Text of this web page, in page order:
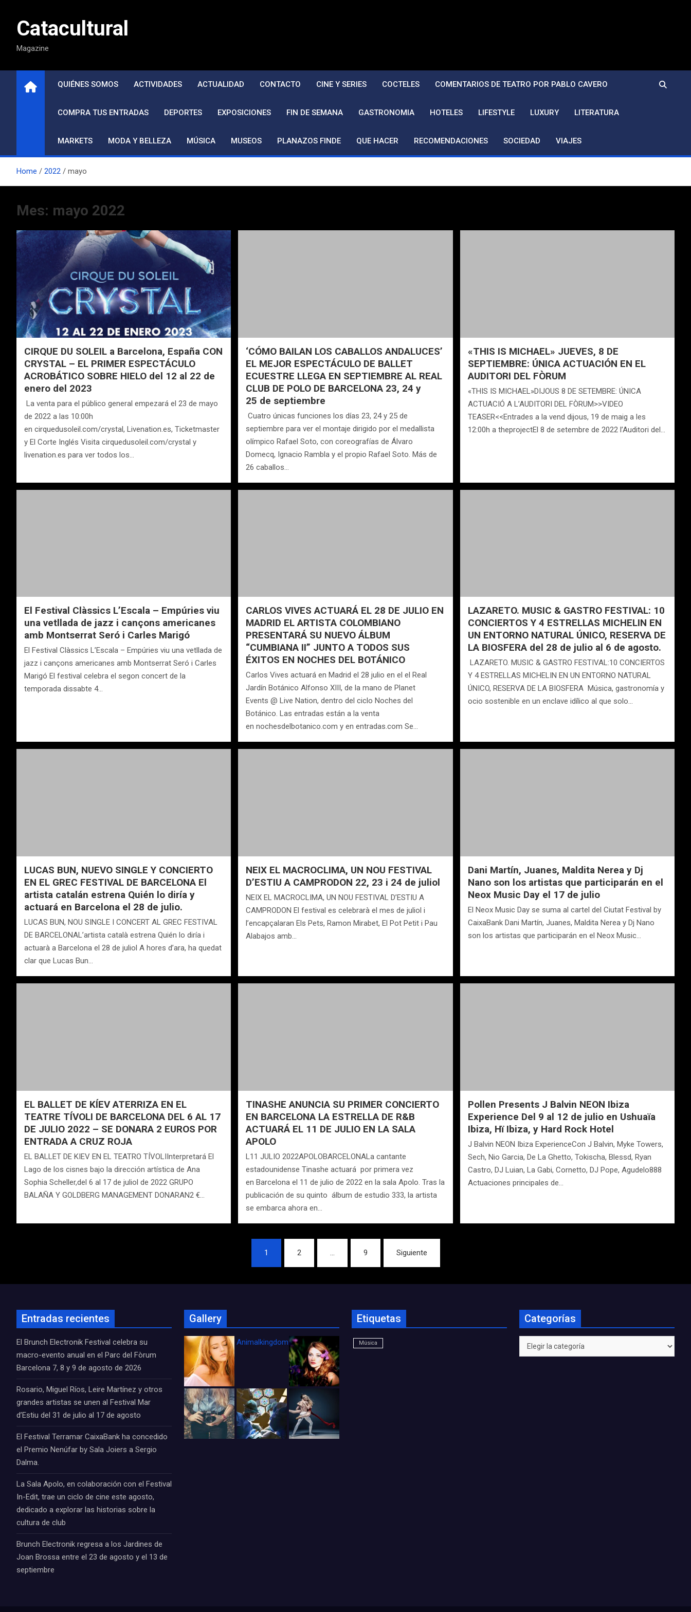
contenidoCatacultural
Magazine
QUIÉNES SOMOS ACTIVIDADES ACTUALIDAD CONTACTO CINE Y SERIES COCTELES COMENTARIOS DE TEATRO POR PABLO CAVERO
COMPRA TUS ENTRADAS DEPORTES EXPOSICIONES FIN DE SEMANA GASTRONOMIA HOTELES LIFESTYLE LUXURY LITERATURA
MARKETS MODA Y BELLEZA MÚSICA MUSEOS PLANAZOS FINDE QUE HACER RECOMENDACIONES SOCIEDAD VIAJES
Home 2022 mayo
Mes: mayo 2022
CIRQUE DU SOLEIL a Barcelona, España CON
CRYSTAL – EL PRIMER ESPECTÁCULO
ACROBÁTICO SOBRE HIELO del 12 al 22 de
enero del 2023
La venta para el público general empezará el 23 de mayo
de 2022 a las 10:00h
en cirquedusoleil.com/crystal, Livenation.es, Ticketmaster
y El Corte Inglés Visita cirquedusoleil.com/crystal y
livenation.es para ver todos los…
‘CÓMO BAILAN LOS CABALLOS ANDALUCES’
EL MEJOR ESPECTÁCULO DE BALLET
ECUESTRE LLEGA EN SEPTIEMBRE AL REAL
CLUB DE POLO DE BARCELONA 23, 24 y
25 de septiembre
Cuatro únicas funciones los días 23, 24 y 25 de
septiembre para ver el montaje dirigido por el medallista
olímpico Rafael Soto, con coreografías de Álvaro
Domecq, Ignacio Rambla y el propio Rafael Soto. Más de
26 caballos…
«THIS IS MICHAEL» JUEVES, 8 DE
SEPTIEMBRE: ÚNICA ACTUACIÓN EN EL
AUDITORI DEL FÒRUM
«THIS IS MICHAEL»DIJOUS 8 DE SETEMBRE: ÚNICA
ACTUACIÓ A L’AUDITORI DEL FÒRUM>>VIDEO
TEASER<<Entrades a la vend dijous, 19 de maig a les
12:00h a theprojectEl 8 de setembre de 2022 l’Auditori del…
El Festival Clàssics L’Escala – Empúries viu
una vetllada de jazz i cançons americanes
amb Montserrat Seró i Carles Marigó
El Festival Clàssics L’Escala – Empúries viu una vetllada de
jazz i cançons americanes amb Montserrat Seró i Carles
Marigó El festival celebra el segon concert de la
temporada dissabte 4…
CARLOS VIVES ACTUARÁ EL 28 DE JULIO EN
MADRID EL ARTISTA COLOMBIANO
PRESENTARÁ SU NUEVO ÁLBUM
“CUMBIANA II” JUNTO A TODOS SUS
ÉXITOS EN NOCHES DEL BOTÁNICO
Carlos Vives actuará en Madrid el 28 julio en el el Real
Jardín Botánico Alfonso XIII, de la mano de Planet
Events @ Live Nation, dentro del ciclo Noches del
Botánico. Las entradas están a la venta
en nochesdelbotanico.com y en entradas.com Se…
LAZARETO. MUSIC & GASTRO FESTIVAL: 10
CONCIERTOS Y 4 ESTRELLAS MICHELIN EN
UN ENTORNO NATURAL ÚNICO, RESERVA DE
LA BIOSFERA del 28 de julio al 6 de agosto.
LAZARETO. MUSIC & GASTRO FESTIVAL:10 CONCIERTOS
Y 4 ESTRELLAS MICHELIN EN UN ENTORNO NATURAL
ÚNICO, RESERVA DE LA BIOSFERA Música, gastronomía y
ocio sostenible en un enclave idílico al que solo…
LUCAS BUN, NUEVO SINGLE Y CONCIERTO
EN EL GREC FESTIVAL DE BARCELONA El
artista catalán estrena Quién lo diría y
actuará en Barcelona el 28 de julio.
LUCAS BUN, NOU SINGLE I CONCERT AL GREC FESTIVAL
DE BARCELONAL’artista català estrena Quién lo diría i
actuarà a Barcelona el 28 de juliol A hores d’ara, ha quedat
clar que Lucas Bun…
NEIX EL MACROCLIMA, UN NOU FESTIVAL
D’ESTIU A CAMPRODON 22, 23 i 24 de juliol
NEIX EL MACROCLIMA, UN NOU FESTIVAL D’ESTIU A
CAMPRODON El festival es celebrarà el mes de juliol i
l’encapçalaran Els Pets, Ramon Mirabet, El Pot Petit i Pau
Alabajos amb…
Dani Martín, Juanes, Maldita Nerea y Dj
Nano son los artistas que participarán en el
Neox Music Day el 17 de julio
El Neox Music Day se suma al cartel del Ciutat Festival by
CaixaBank Dani Martín, Juanes, Maldita Nerea y Dj Nano
son los artistas que participarán en el Neox Music…
EL BALLET DE KÍEV ATERRIZA EN EL
TEATRE TÍVOLI DE BARCELONA DEL 6 AL 17
DE JULIO 2022 – SE DONARA 2 EUROS POR
ENTRADA A CRUZ ROJA
EL BALLET DE KIEV EN EL TEATRO TÍVOLIInterpretará El
Lago de los cisnes bajo la dirección artística de Ana
Sophia Scheller,del 6 al 17 de juliol de 2022 GRUPO
BALAÑA Y GOLDBERG MANAGEMENT DONARAN2 €…
TINASHE ANUNCIA SU PRIMER CONCIERTO
EN BARCELONA LA ESTRELLA DE R&B
ACTUARÁ EL 11 DE JULIO EN LA SALA
APOLO
L11 JULIO 2022APOLOBARCELONALa cantante
estadounidense Tinashe actuará por primera vez
en Barcelona el 11 de julio de 2022 en la sala Apolo. Tras la
publicación de su quinto álbum de estudio 333, la artista
se embarca ahora en…
Pollen Presents J Balvin NEON Ibiza
Experience Del 9 al 12 de julio en Ushuaïa ​​
Ibiza, Hï Ibiza, y Hard Rock Hotel
J Balvin NEON Ibiza ExperienceCon J Balvin, Myke Towers,
Sech, Nio Garcia, De La Ghetto, Tokischa, Blessd, Ryan
Castro, DJ Luian, La Gabi, Cornetto, DJ Pope, Agudelo888
Actuaciones principales de…
entradas
1 2 … 9 Siguiente
Entradas recientes
El Brunch Electronik Festival celebra su
macro-evento anual en el Parc del Fòrum
Barcelona 7, 8 y 9 de agosto de 2026
Rosario, Miguel Ríos, Leire Martínez y otros
grandes artistas se unen al Festival Mar
d’Estiu del 31 de julio al 17 de agosto
El Festival Terramar CaixaBank ha concedido
el Premio Nenúfar by Sala Joiers a Sergio
Dalma.
La Sala Apolo, en colaboración con el Festival
In-Edit, trae un ciclo de cine este agosto,
dedicado a explorar las historias sobre la
cultura de club
Brunch Electronik regresa a los Jardines de
Joan Brossa entre el 23 de agosto y el 13 de
septiembre
Gallery
Animalkingdom_FichaCine
Etiquetas
Música
Categorías
Categorías